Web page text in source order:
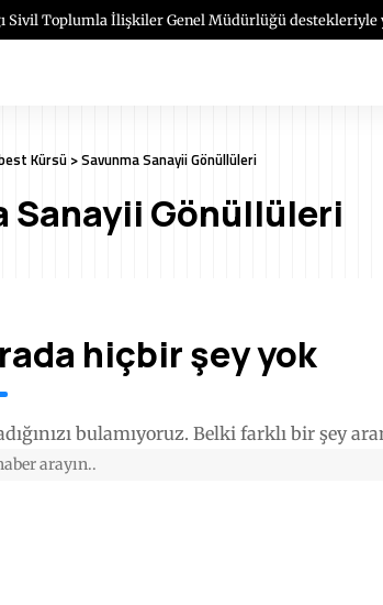
Sivil Toplumla İlişkiler Genel Müdürlüğü destekleriyle
Kürsü >Savunma Sanayii Gönüllüleri
Sanayii Gönüllüleri
hiçbir şey yok
bulamıyoruz. Belki farklı bir şey